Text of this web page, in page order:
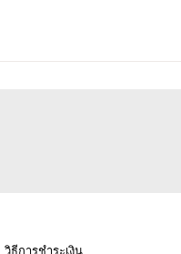
วิธีการชำระเงิน